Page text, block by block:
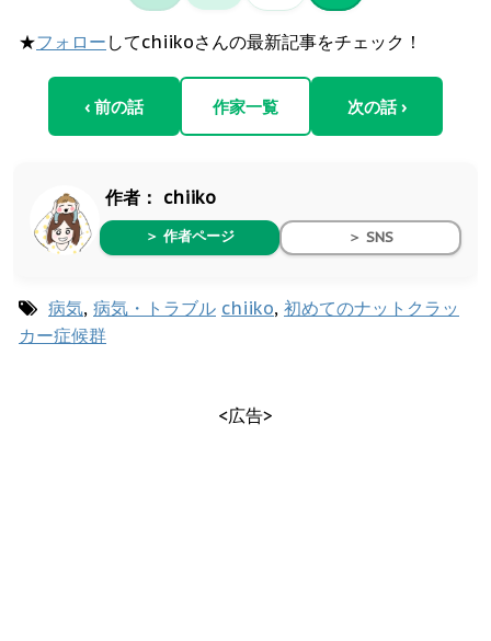
★フォロー してchiikoさんの最新記事をチェック！
‹ 前の話 作家一覧 次の話 ›
作者： chiiko
＞ 作者ページ ＞ SNS
病気, 病気・トラブル chiiko, 初めてのナットクラッ
カー症候群
<広告>